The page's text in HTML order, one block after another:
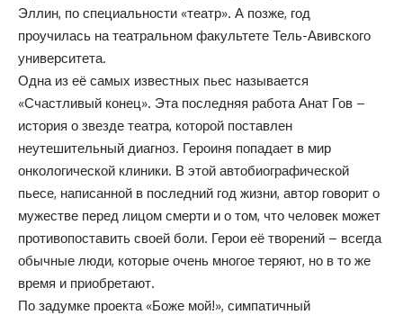
Эллин, по специальности «театр». А позже, год
проучилась на театральном факультете Тель-Авивского
университета.
Одна из её самых известных пьес называется
«Счастливый конец». Эта последняя работа Анат Гов –
история о звезде театра, которой поставлен
неутешительный диагноз. Героиня попадает в мир
онкологической клиники. В этой автобиографической
пьесе, написанной в последний год жизни, автор говорит о
мужестве перед лицом смерти и о том, что человек может
противопоставить своей боли. Герои её творений – всегда
обычные люди, которые очень многое теряют, но в то же
время и приобретают.
По задумке проекта «Боже мой!», симпатичный